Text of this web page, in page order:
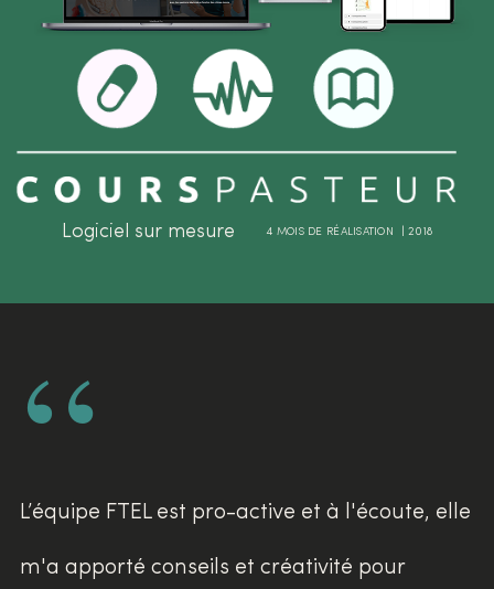
Logiciel sur mesure 4 MOIS DE RÉALISATION | 2018
“
L’équipe FTEL est pro-active et à l'écoute, elle
m'a apporté conseils et créativité pour